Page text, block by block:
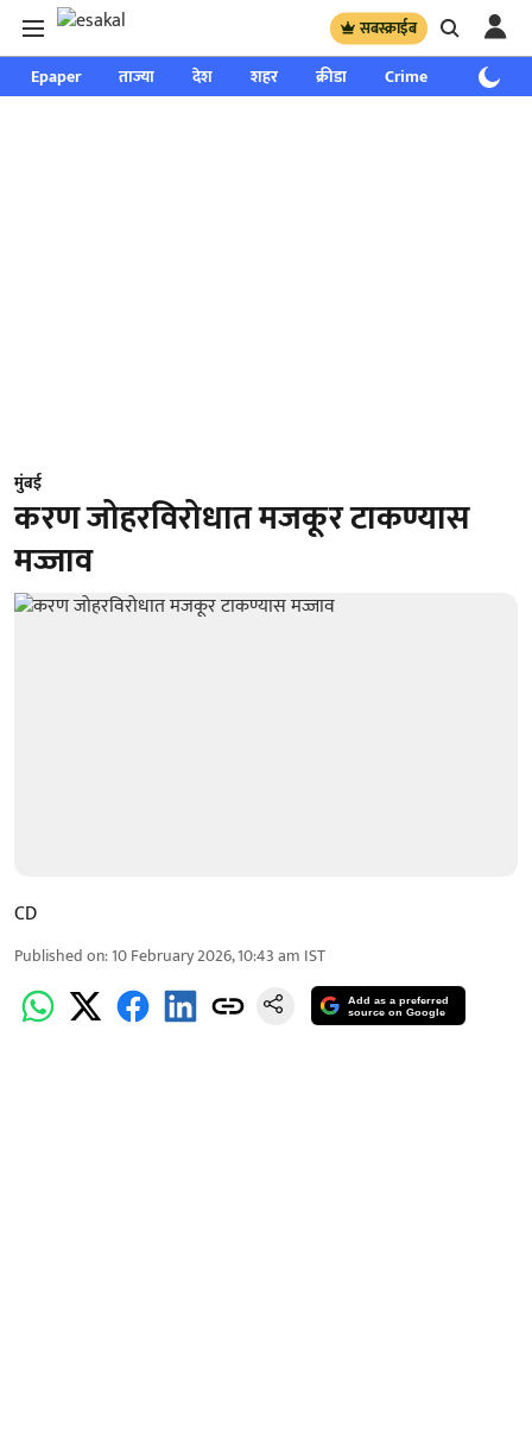
सबस्क्राईब
Epaper ताज्या देश शहर क्रीडा Crime साप्ताहिक
मुंबई
करण जोहरविरोधात मजकूर टाकण्यास
मज्जाव
CD
Published on:10 February 2026, 10:43 am IST
Add as a preferred
source on Google